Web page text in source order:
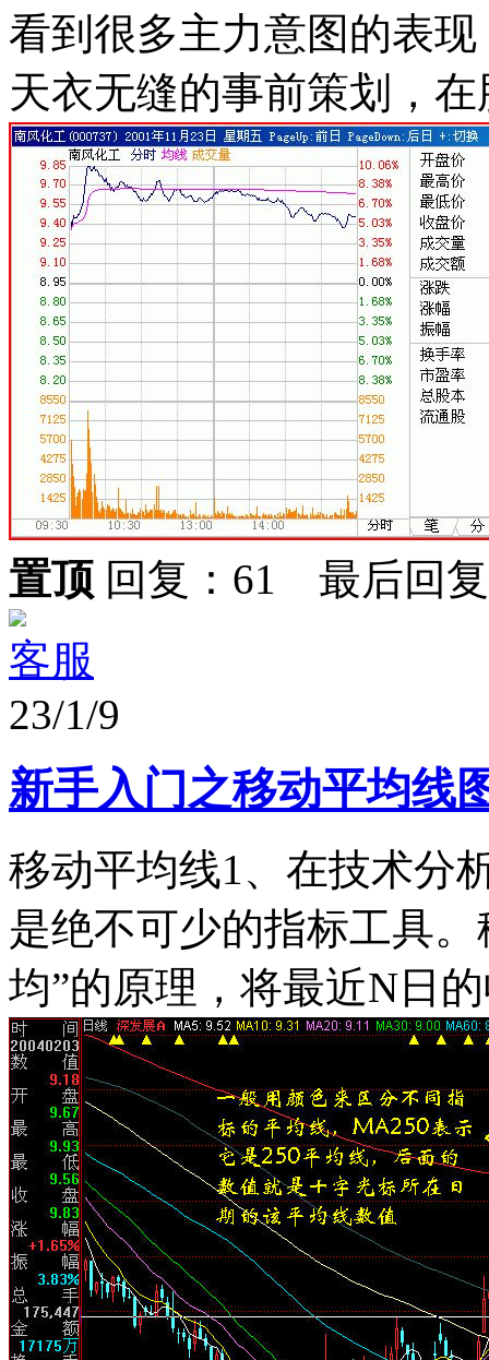
看到很多主力意图的表
天衣无缝的事前策划，
置顶 回复：61 最后回
客服
23/1/9
新手入门之移动平均线
移动平均线1、在技术分
是绝不可少的指标工具
均”的原理，将最近N日